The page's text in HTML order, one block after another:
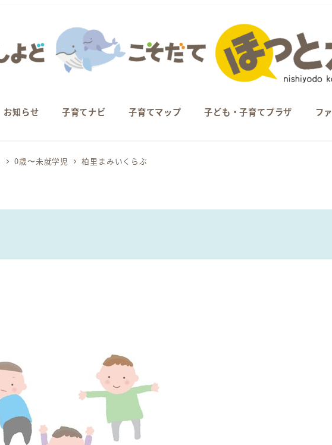
お知らせ 子育てナビ 子育てマップ 子ども・子育てプラザ フ
0歳〜未就学児 柏里まみいくらぶ